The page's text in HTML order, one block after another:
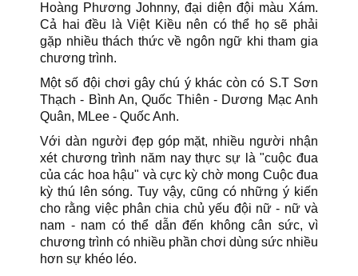
Hoàng Phương Johnny, đại diện đội màu Xám.
Cả hai đều là Việt Kiều nên có thể họ sẽ phải
gặp nhiều thách thức về ngôn ngữ khi tham gia
chương trình.
Một số đội chơi gây chú ý khác còn có S.T Sơn
Thạch - Bình An, Quốc Thiên - Dương Mạc Anh
Quân, MLee - Quốc Anh.
Với dàn người đẹp góp mặt, nhiều người nhận
xét chương trình năm nay thực sự là "cuộc đua
của các hoa hậu" và cực kỳ chờ mong Cuộc đua
kỳ thú lên sóng. Tuy vậy, cũng có những ý kiến
cho rằng việc phân chia chủ yếu đội nữ - nữ và
nam - nam có thể dẫn đến không cân sức, vì
chương trình có nhiều phần chơi dùng sức nhiều
hơn sự khéo léo.